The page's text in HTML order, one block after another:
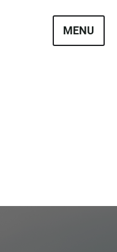
MENU